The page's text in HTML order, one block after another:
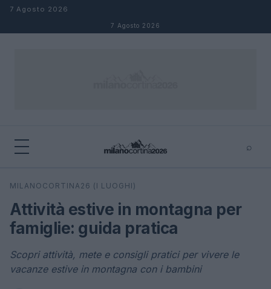
Salta al contenuto
7 Agosto 2026
7 Agosto 2026
⌕
Cerca
MILANOCORTINA26 (I LUOGHI)
Attività estive in montagna per
famiglie: guida pratica
Scopri attività, mete e consigli pratici per vivere le
vacanze estive in montagna con i bambini